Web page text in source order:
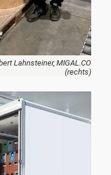
Lahnsteiner, MIGAL.CO
(rechts)